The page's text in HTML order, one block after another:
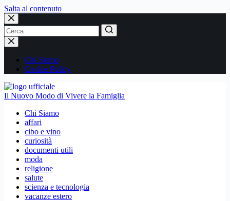
Salta al contenuto
Nessun
risultato
Chi Siamo
Cookie Policy
Il Nuovo Modo di Vivere la Famiglia
Chi Siamo
affari
cibo e vino
curiosità
documenti utili
moda
religione
salute
scienza e tecnologia
vacanze estero